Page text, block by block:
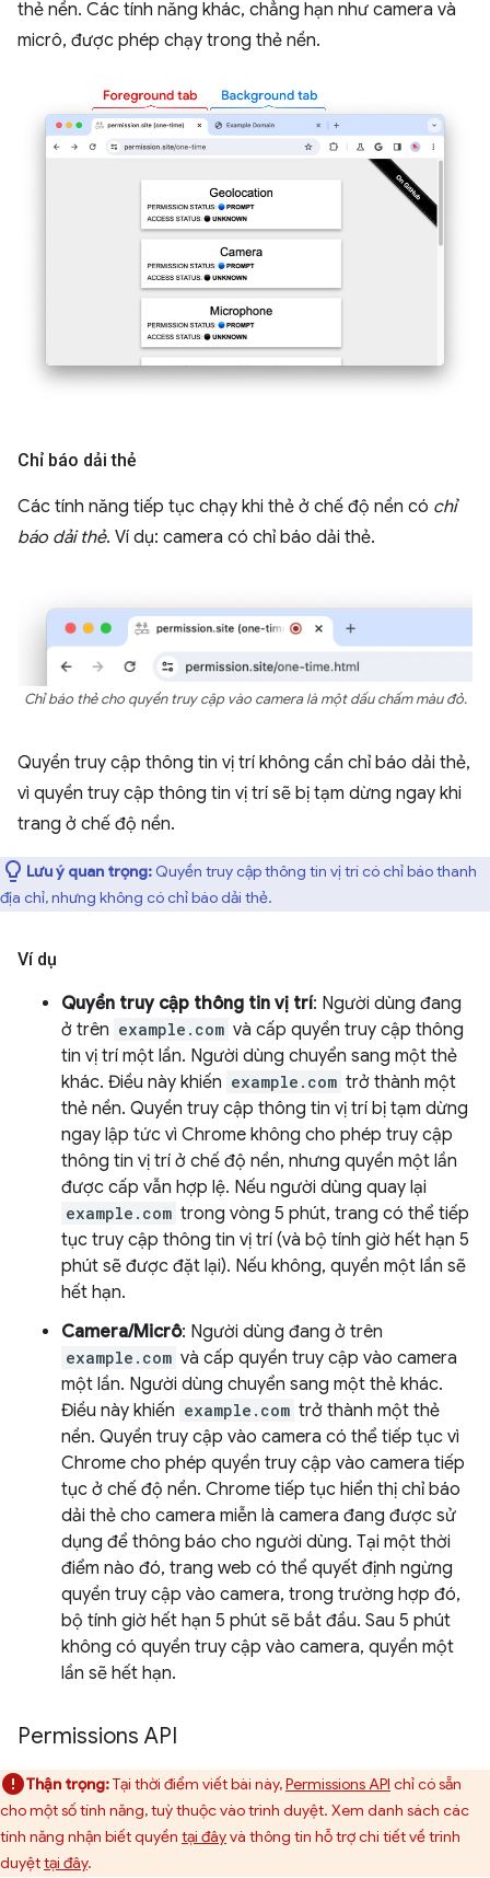
thẻ nền. Các tính năng khác, chẳng hạn như camera và
micrô, được phép chạy trong thẻ nền.
Chỉ báo dải thẻ
Các tính năng tiếp tục chạy khi thẻ ở chế độ nền có chỉ
báo dải thẻ. Ví dụ: camera có chỉ báo dải thẻ.
Chỉ báo thẻ cho quyền truy cập vào camera là một dấu chấm màu đỏ.
Quyền truy cập thông tin vị trí không cần chỉ báo dải thẻ,
vì quyền truy cập thông tin vị trí sẽ bị tạm dừng ngay khi
trang ở chế độ nền.
Lưu ý quan trọng: Quyền truy cập thông tin vị trí có chỉ báo thanh
địa chỉ, nhưng không có chỉ báo dải thẻ.
Ví dụ
Quyền truy cập thông tin vị trí: Người dùng đang
ở trên example.com và cấp quyền truy cập thông
tin vị trí một lần. Người dùng chuyển sang một thẻ
khác. Điều này khiến example.com trở thành một
thẻ nền. Quyền truy cập thông tin vị trí bị tạm dừng
ngay lập tức vì Chrome không cho phép truy cập
thông tin vị trí ở chế độ nền, nhưng quyền một lần
được cấp vẫn hợp lệ. Nếu người dùng quay lại
example.com trong vòng 5 phút, trang có thể tiếp
tục truy cập thông tin vị trí (và bộ tính giờ hết hạn 5
phút sẽ được đặt lại). Nếu không, quyền một lần sẽ
hết hạn.
Camera/Micrô: Người dùng đang ở trên
example.com và cấp quyền truy cập vào camera
một lần. Người dùng chuyển sang một thẻ khác.
Điều này khiến example.com trở thành một thẻ
nền. Quyền truy cập vào camera có thể tiếp tục vì
Chrome cho phép quyền truy cập vào camera tiếp
tục ở chế độ nền. Chrome tiếp tục hiển thị chỉ báo
dải thẻ cho camera miễn là camera đang được sử
dụng để thông báo cho người dùng. Tại một thời
điểm nào đó, trang web có thể quyết định ngừng
quyền truy cập vào camera, trong trường hợp đó,
bộ tính giờ hết hạn 5 phút sẽ bắt đầu. Sau 5 phút
không có quyền truy cập vào camera, quyền một
lần sẽ hết hạn.
Permissions API
Thận trọng:Tại thời điểm viết bài này,Permissions API chỉ có sẵn
cho một số tính năng, tuỳ thuộc vào trình duyệt. Xem danh sách các
tính năng nhận biết quyền tại đâyvà thông tin hỗ trợ chi tiết về trình
duyệttại đây.